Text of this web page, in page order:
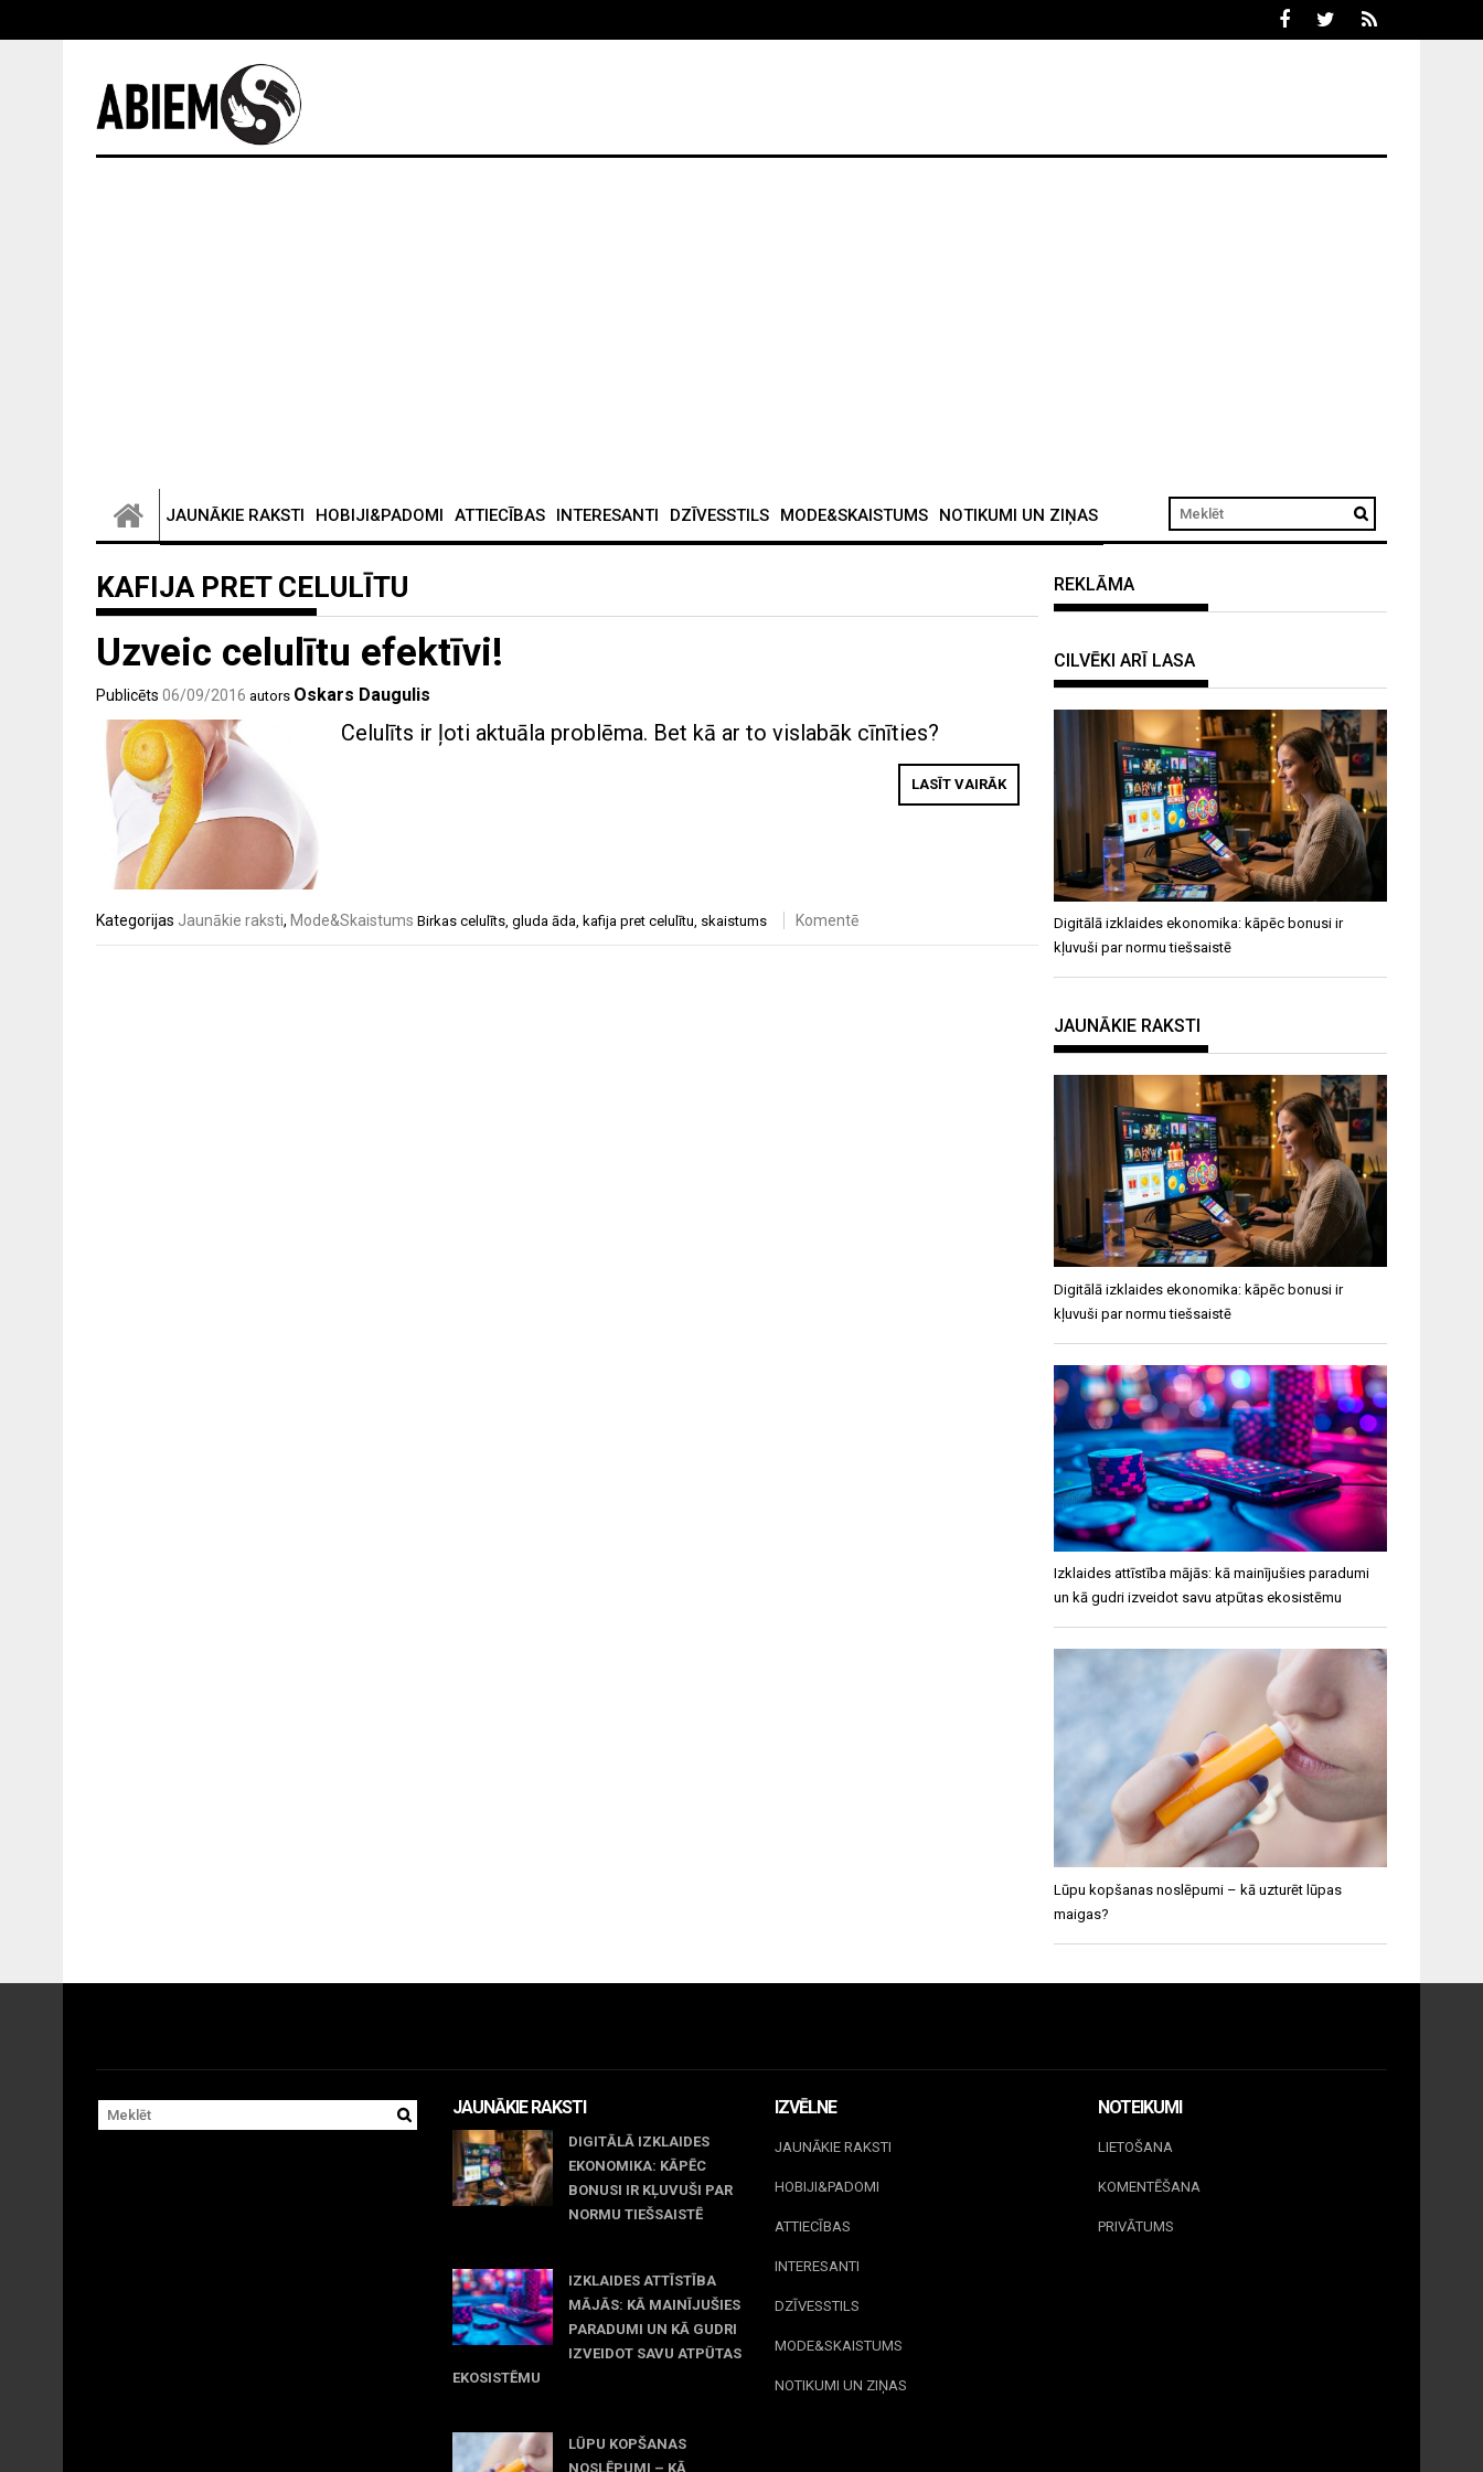
JAUNĀKIE RAKSTI HOBIJI&PADOMI ATTIECĪBAS INTERESANTI DZĪVESSTILS MODE&SKAISTUMS NOTIKUMI UN ZIŅAS
KAFIJA PRET CELULĪTU
Uzveic celulītu efektīvi!
Publicēts 06/09/2016 autors Oskars Daugulis
Celulīts ir ļoti aktuāla problēma. Bet kā ar to vislabāk cīnīties?
LASĪT VAIRĀK
Kategorijas Jaunākie raksti, Mode&Skaistums Birkas celulīts, gluda āda, kafija pret celulītu, skaistums Komentē
REKLĀMA
CILVĒKI ARĪ LASA
Digitālā izklaides ekonomika: kāpēc bonusi ir
kļuvuši par normu tiešsaistē
JAUNĀKIE RAKSTI
Digitālā izklaides ekonomika: kāpēc bonusi ir
kļuvuši par normu tiešsaistē
Izklaides attīstība mājās: kā mainījušies paradumi
un kā gudri izveidot savu atpūtas ekosistēmu
Lūpu kopšanas noslēpumi – kā uzturēt lūpas
maigas?
JAUNĀKIE RAKSTI
DIGITĀLĀ IZKLAIDES
EKONOMIKA: KĀPĒC
BONUSI IR KĻUVUŠI PAR
NORMU TIEŠSAISTĒ
IZKLAIDES ATTĪSTĪBA
MĀJĀS: KĀ MAINĪJUŠIES
PARADUMI UN KĀ GUDRI
IZVEIDOT SAVU ATPŪTAS
EKOSISTĒMU
LŪPU KOPŠANAS
NOSLĒPUMI – KĀ
IZVĒLNE
JAUNĀKIE RAKSTI
HOBIJI&PADOMI
ATTIECĪBAS
INTERESANTI
DZĪVESSTILS
MODE&SKAISTUMS
NOTIKUMI UN ZIŅAS
NOTEIKUMI
LIETOŠANA
KOMENTĒŠANA
PRIVĀTUMS